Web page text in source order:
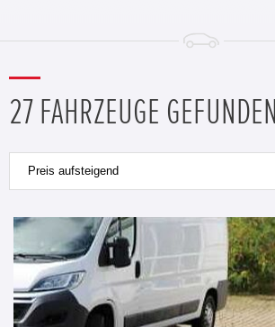
27 FAHRZEUGE GEFUNDEN
Preis aufsteigend